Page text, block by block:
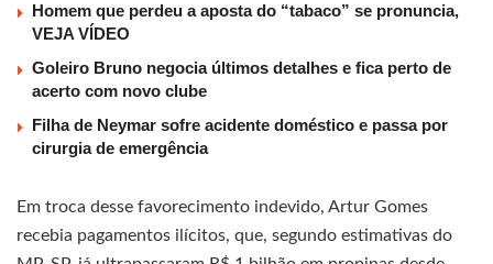
Homem que perdeu a aposta do “tabaco” se pronuncia,
VEJA VÍDEO
Goleiro Bruno negocia últimos detalhes e fica perto de
acerto com novo clube
Filha de Neymar sofre acidente doméstico e passa por
cirurgia de emergência
Em troca desse favorecimento indevido, Artur Gomes
recebia pagamentos ilícitos, que, segundo estimativas do